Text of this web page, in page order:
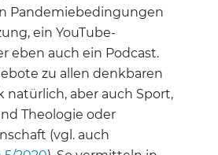
Pandemiebedingungen
ein YouTube-
eben auch ein Podcast.
zu allen denkbaren
natürlich, aber auch Sport,
Theologie oder
(vgl. auch